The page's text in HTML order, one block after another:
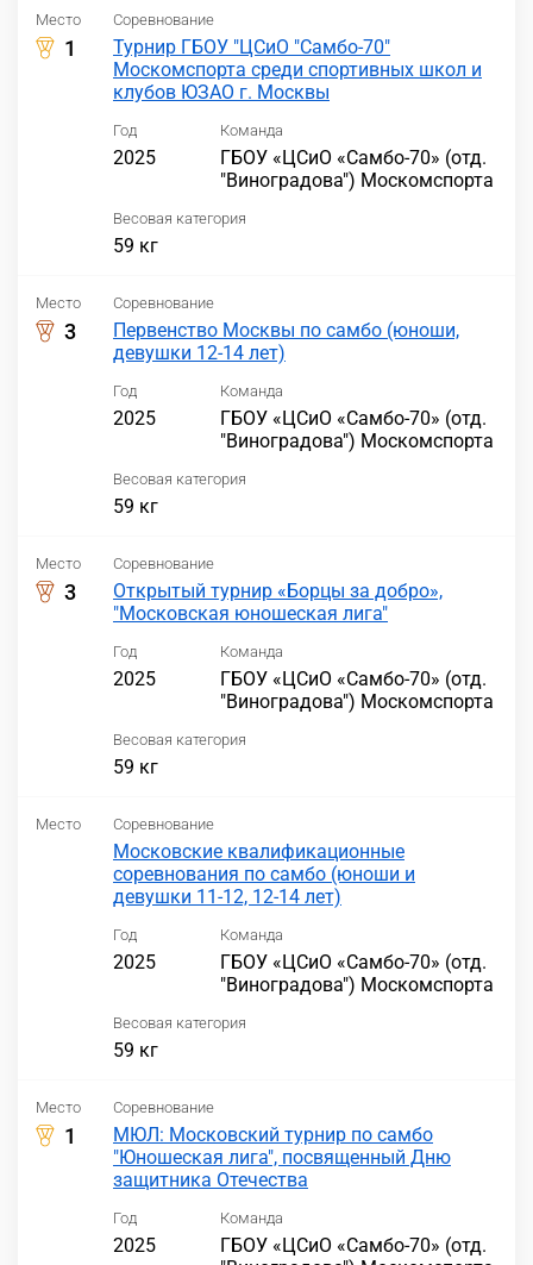
Место
1
Соревнование
Турнир ГБОУ "ЦСиО "Самбо-70"
Москомспорта среди спортивных школ и
клубов ЮЗАО г. Москвы
Год
2025
Команда
ГБОУ «ЦСиО «Самбо-70» (отд.
"Виноградова") Москомспорта
Весовая категория
59 кг
Место
3
Соревнование
Первенство Москвы по самбо (юноши,
девушки 12-14 лет)
Год
2025
Команда
ГБОУ «ЦСиО «Самбо-70» (отд.
"Виноградова") Москомспорта
Весовая категория
59 кг
Место
3
Соревнование
Открытый турнир «Борцы за добро»,
"Московская юношеская лига"
Год
2025
Команда
ГБОУ «ЦСиО «Самбо-70» (отд.
"Виноградова") Москомспорта
Весовая категория
59 кг
Место Соревнование
Московские квалификационные
соревнования по самбо (юноши и
девушки 11-12, 12-14 лет)
Год
2025
Команда
ГБОУ «ЦСиО «Самбо-70» (отд.
"Виноградова") Москомспорта
Весовая категория
59 кг
Место
1
Соревнование
МЮЛ: Московский турнир по самбо
"Юношеская лига", посвященный Дню
защитника Отечества
Год
2025
Команда
ГБОУ «ЦСиО «Самбо-70» (отд.